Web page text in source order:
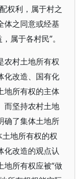
权利，属于村之
体之同意或经基
属于各村民”。
农村土地所有权
化改造、国有化
地所有权的主体
而坚持农村土地
确了集体土地所
地所有权的权
化改造的观点认
地所有权应被“做